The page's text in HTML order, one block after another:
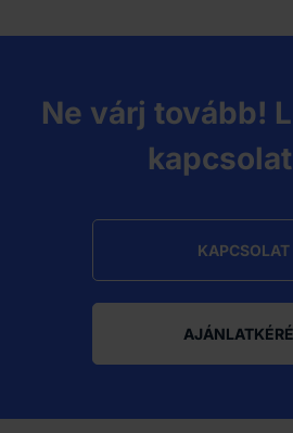
Ne várj tovább!
KAPCSOLAT